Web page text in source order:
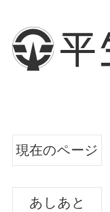
現在のページ
あしあと